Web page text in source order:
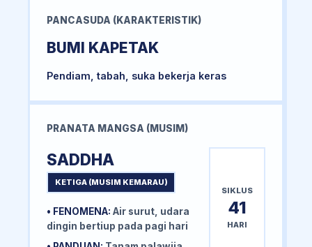
PANCASUDA (KARAKTERISTIK)
BUMI KAPETAK
Pendiam, tabah, suka bekerja keras
PRANATA MANGSA (MUSIM)
SADDHA
KETIGA (MUSIM KEMARAU)
• FENOMENA: Air surut, udara
dingin bertiup pada pagi hari
SIKLUS
41
HARI